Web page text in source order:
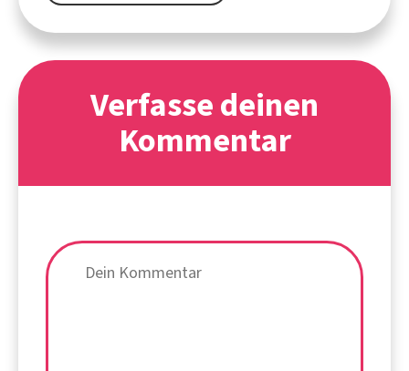
Verfasse deinen
Kommentar